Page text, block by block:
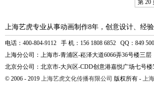
第 20
上海艺虎专业从事动画制作8年，创意设计、经
电话：400-804-9112 手 机：156 1808 6852 QQ：849
上海分公司：上海市-青浦区-崧泽大道6066弄36号楼三层
北京分公司：北京市-大兴区-CDD创意港嘉悦广场七号楼
© 2006 - 2019 上海艺虎文化传播有限公司 版权所有 - 上